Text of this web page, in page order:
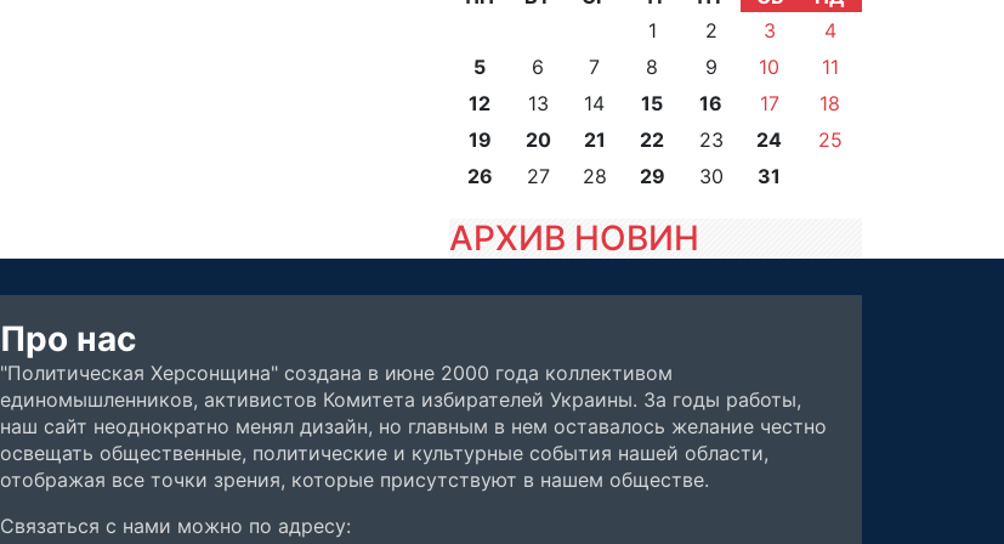
1
2 3
4
5
6 7 8 9 10
11
12
13 14 15 16 17
18
19
20 21 22 23 24
25
26
27 28 29 30 31
АРХИВ НОВИН
Про нас
"Политическая Херсонщина" создана в июне 2000 года коллективом
единомышленников, активистов Комитета избирателей Украины. За годы работы,
наш сайт неоднократно менял дизайн, но главным в нем оставалось желание честно
освещать общественные, политические и культурные события нашей области,
отображая все точки зрения, которые присутствуют в нашем обществе.
Связаться с нами можно по адресу: